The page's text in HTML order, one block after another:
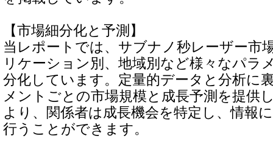
【市場細分化と予測】
当レポートでは、サブナノ秒レーザー市
リケーション別、地域別など様々なパラ
分化しています。定量的データと分析に
メントごとの市場規模と成長予測を提供
より、関係者は成長機会を特定し、情報
行うことができます。